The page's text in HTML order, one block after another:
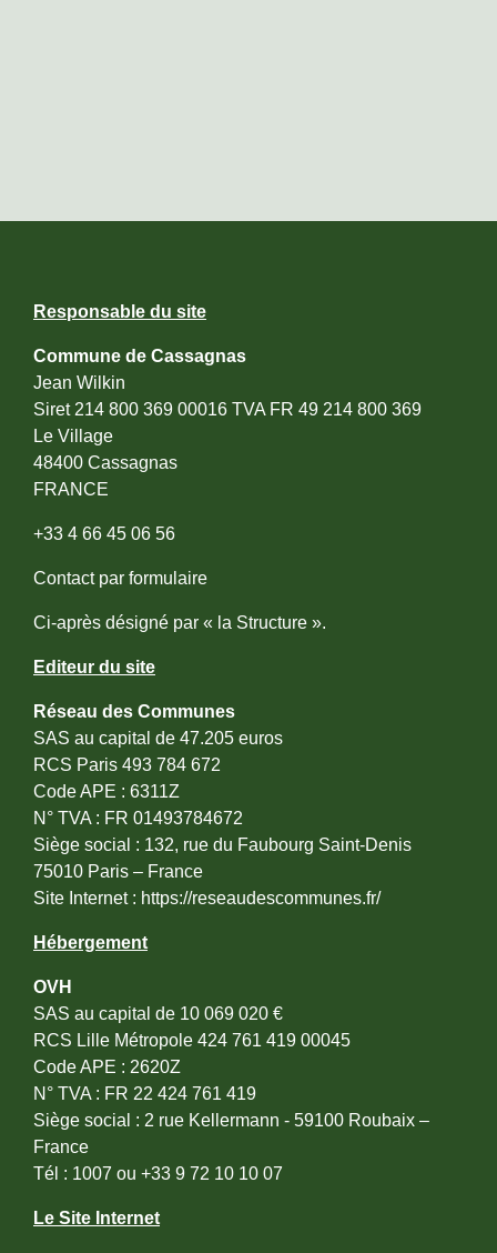
Responsable du site
Commune de Cassagnas
Jean Wilkin
Siret 214 800 369 00016 TVA FR 49 214 800 369
Le Village
48400 Cassagnas
FRANCE
+33 4 66 45 06 56
Contact par formulaire
Ci-après désigné par « la Structure ».
Editeur du site
Réseau des Communes
SAS au capital de 47.205 euros
RCS Paris 493 784 672
Code APE : 6311Z
N° TVA : FR 01493784672
Siège social : 132, rue du Faubourg Saint-Denis
75010 Paris – France
Site Internet : https://reseaudescommunes.fr/
Hébergement
OVH
SAS au capital de 10 069 020 €
RCS Lille Métropole 424 761 419 00045
Code APE : 2620Z
N° TVA : FR 22 424 761 419
Siège social : 2 rue Kellermann - 59100 Roubaix –
France
Tél : 1007 ou +33 9 72 10 10 07
Le Site Internet